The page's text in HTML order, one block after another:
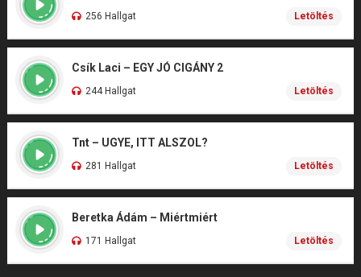
256 Hallgat Letöltés
Csík Laci – EGY JÓ CIGÁNY 2
244 Hallgat Letöltés
Tnt – UGYE, ITT ALSZOL?
281 Hallgat Letöltés
Beretka Ádám – Miértmiért
171 Hallgat Letöltés